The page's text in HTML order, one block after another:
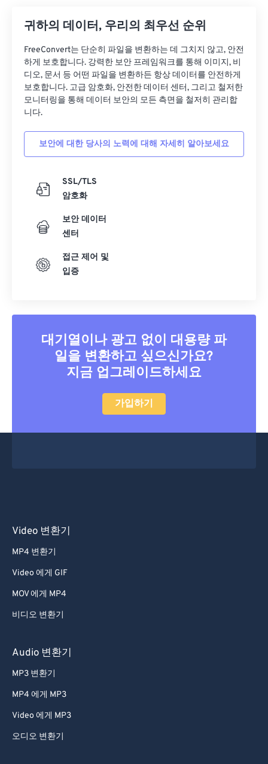
귀하의 데이터, 우리의 최우선 순위
FreeConvert는 단순히 파일을 변환하는 데 그치지 않고, 안전
하게 보호합니다. 강력한 보안 프레임워크를 통해 이미지, 비
디오, 문서 등 어떤 파일을 변환하든 항상 데이터를 안전하게
보호합니다. 고급 암호화, 안전한 데이터 센터, 그리고 철저한
모니터링을 통해 데이터 보안의 모든 측면을 철저히 관리합
니다.
보안에 대한 당사의 노력에 대해 자세히 알아보세요
SSL/TLS
암호화
보안 데이터
센터
접근 제어 및
입증
대기열이나 광고 없이 대용량 파
일을 변환하고 싶으신가요?
지금 업그레이드하세요
가입하기
Video 변환기
MP4 변환기
Video 에게 GIF
MOV 에게 MP4
비디오 변환기
Audio 변환기
MP3 변환기
MP4 에게 MP3
Video 에게 MP3
오디오 변환기